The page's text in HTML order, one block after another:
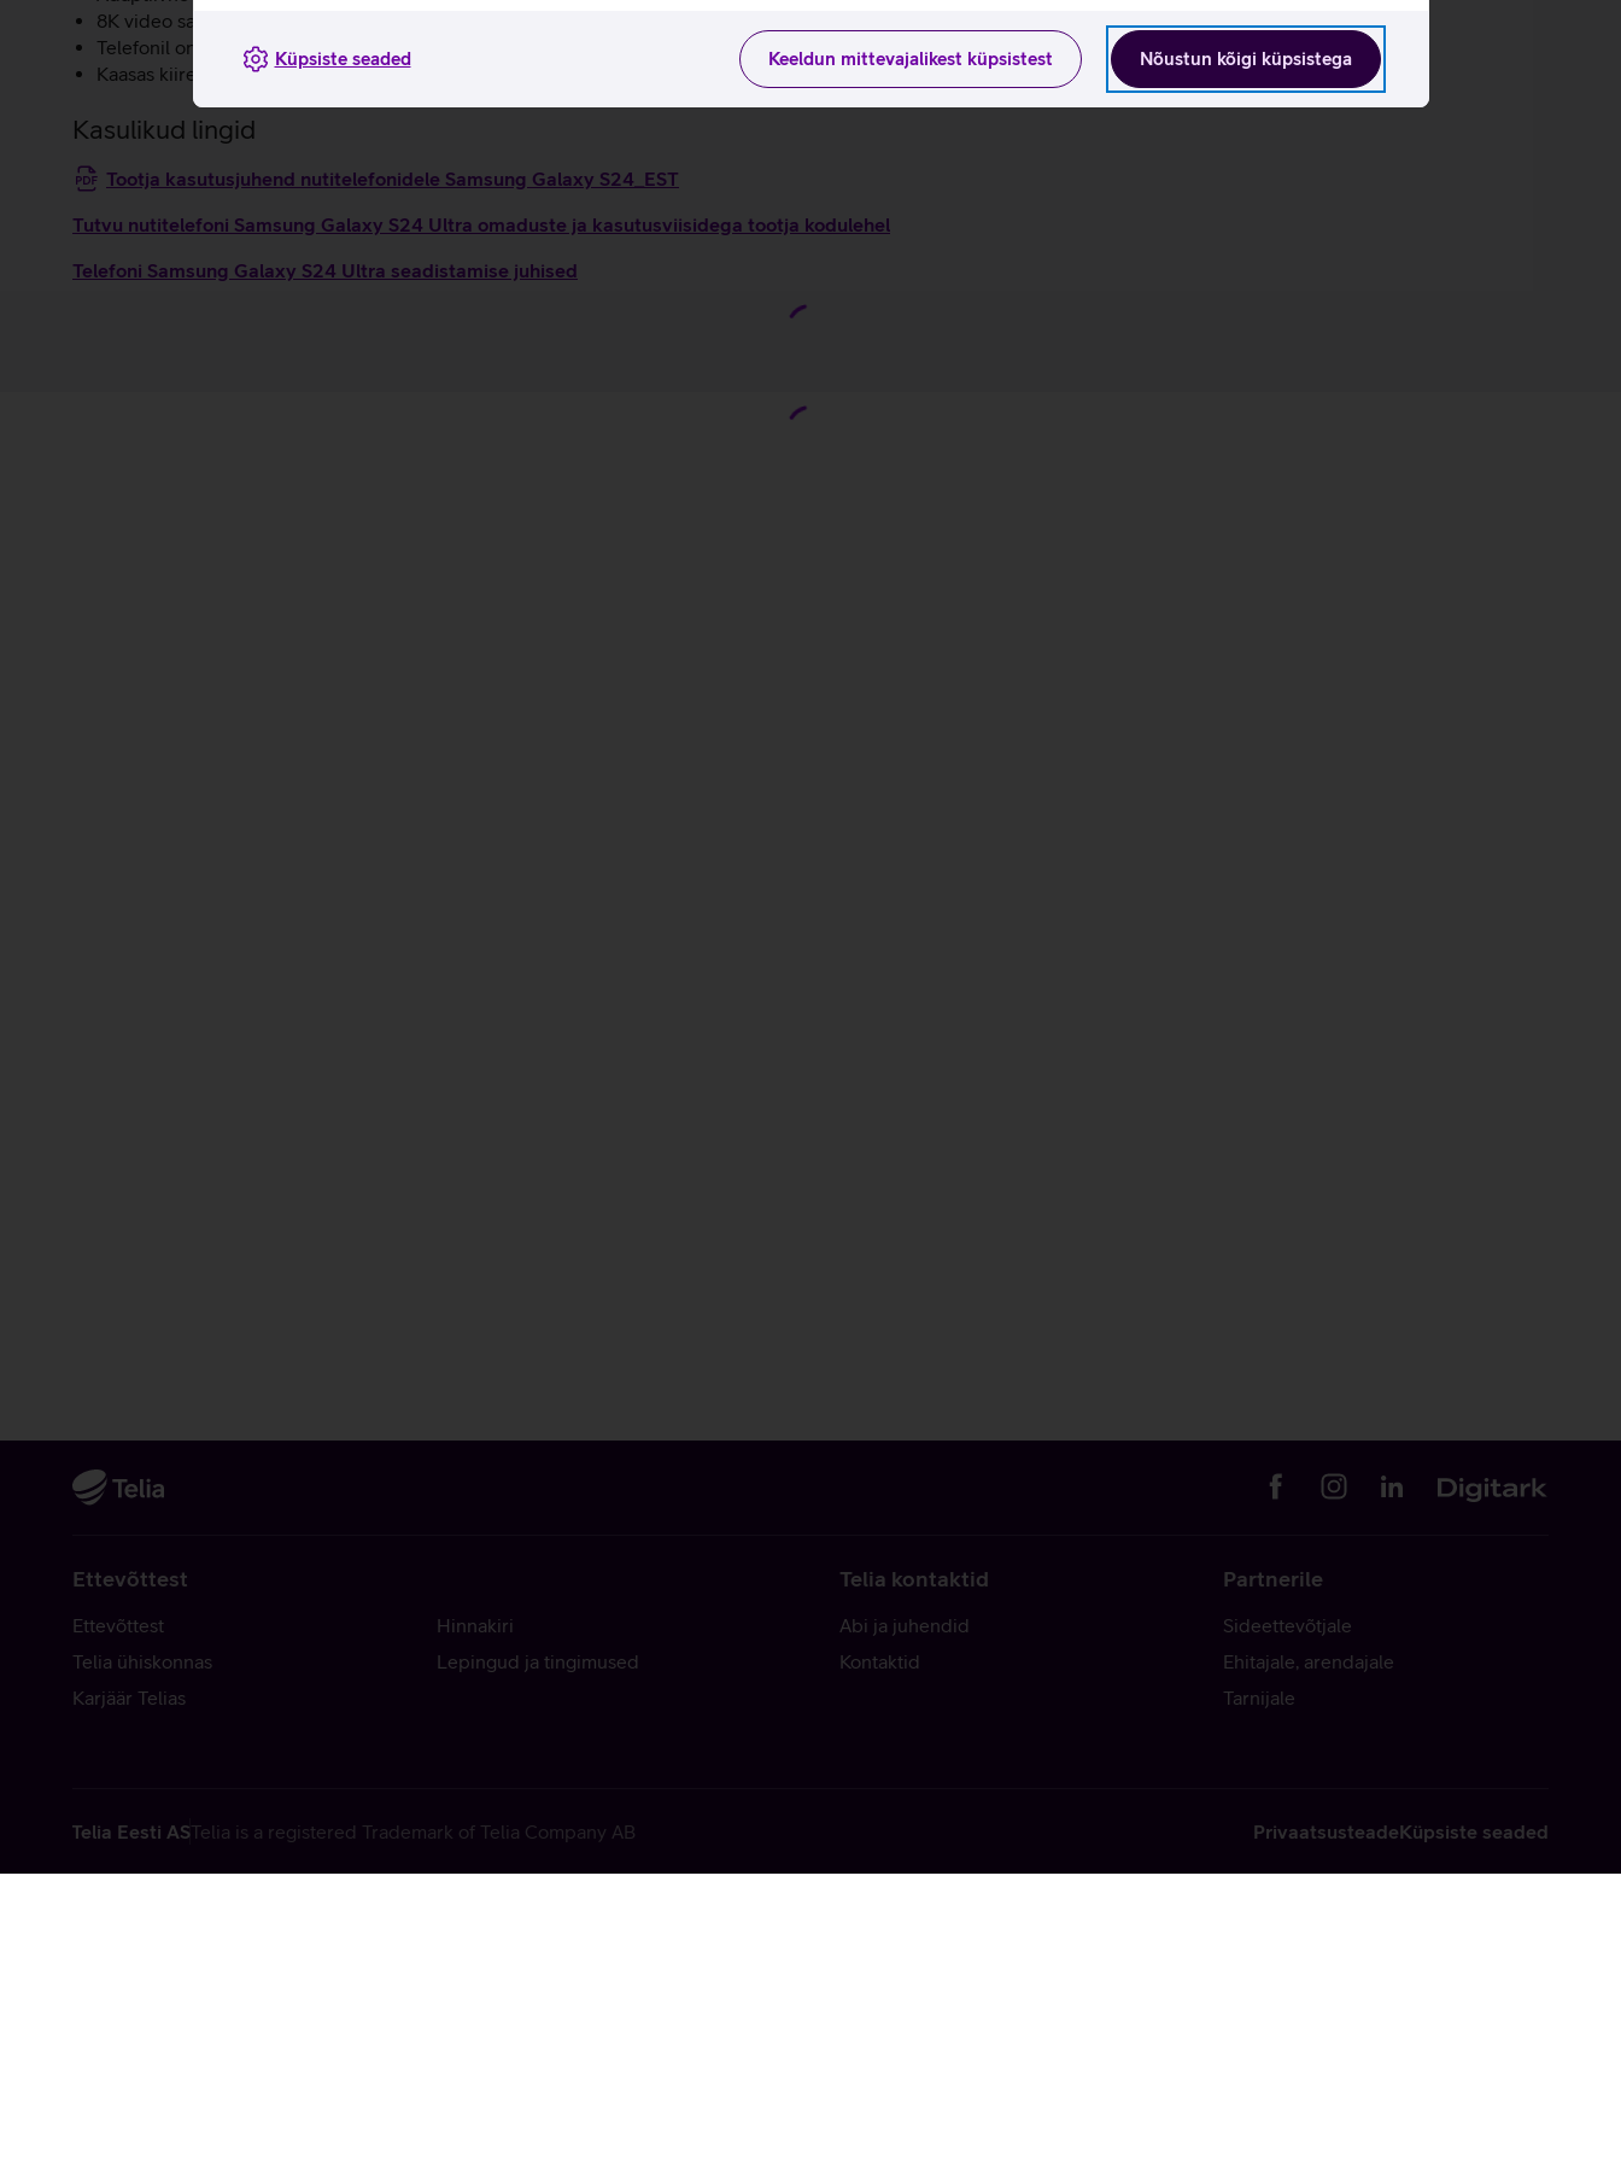
Nõustun kõigi küpsistega
Keeldun mittevajalikest küpsistest
Küpsiste seaded
8K video salvestamine 5x optilise suumiga.
Telefonil on tugev ja kerge titaanist korpus ning nii esi- kui ka tagaküljel on kasutatud Gorilla Victus 3 klaasi.
Kaasas kiire ja mitmekülgne S Pen.
Kasulikud lingid
Tootja kasutusjuhend nutitelefonidele Samsung Galaxy S24_EST
Tutvu nutitelefoni Samsung Galaxy S24 Ultra omaduste ja kasutusviisidega tootja kodulehel
Telefoni Samsung Galaxy S24 Ultra seadistamise juhised
Ettevõttest
Ettevõttest
Telia ühiskonnas
Karjäär Telias
Hinnakiri
Lepingud ja tingimused
Telia kontaktid
Abi ja juhendid
Kontaktid
Partnerile
Sideettevõtjale
Ehitajale, arendajale
Tarnijale
Telia Eesti ASTelia is a registered Trademark of Telia Company AB PrivaatsusteadeKüpsiste seaded